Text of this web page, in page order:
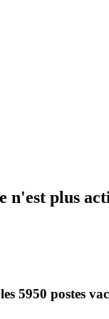
n'est plus
5950 postes